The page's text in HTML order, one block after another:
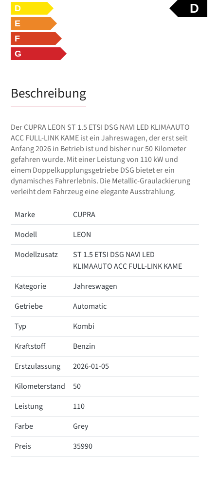
D
D
E
F
G
Beschreibung
Der CUPRA LEON ST 1.5 ETSI DSG NAVI LED KLIMAAUTO
ACC FULL-LINK KAME ist ein Jahreswagen, der erst seit
Anfang 2026 in Betrieb ist und bisher nur 50 Kilometer
gefahren wurde. Mit einer Leistung von 110 kW und
einem Doppelkupplungsgetriebe DSG bietet er ein
dynamisches Fahrerlebnis. Die Metallic-Graulackierung
verleiht dem Fahrzeug eine elegante Ausstrahlung.
Marke
CUPRA
Modell
LEON
Modellzusatz
ST 1.5 ETSI DSG NAVI LED
KLIMAAUTO ACC FULL-LINK KAME
Kategorie
Jahreswagen
Getriebe
Automatic
Typ
Kombi
Kraftstoff
Benzin
Erstzulassung
2026-01-05
Kilometerstand
50
Leistung
110
Farbe
Grey
Preis
35990